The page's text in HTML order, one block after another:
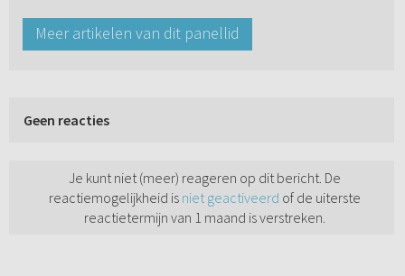
Meer artikelen van dit panellid
Geen reacties
Je kunt niet (meer) reageren op dit bericht. De
reactiemogelijkheid is niet geactiveerd of de uiterste
reactietermijn van 1 maand is verstreken.